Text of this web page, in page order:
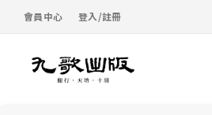
會員中心 登入/註冊